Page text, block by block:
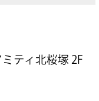
ティ北桜塚 2F